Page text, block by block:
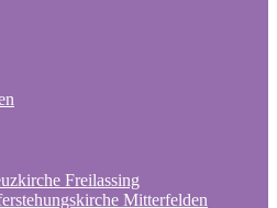
Freilassing
Mitterfelden